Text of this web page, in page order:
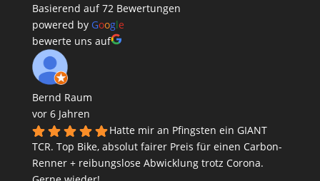
Basierend auf 72 Bewertungen
powered by Google
bewerte uns auf
Bernd Raum
vor 6 Jahren
Hatte mir an Pfingsten ein GIANT
TCR. Top Bike, absolut fairer Preis für einen Carbon-
Renner + reibungslose Abwicklung trotz Corona.